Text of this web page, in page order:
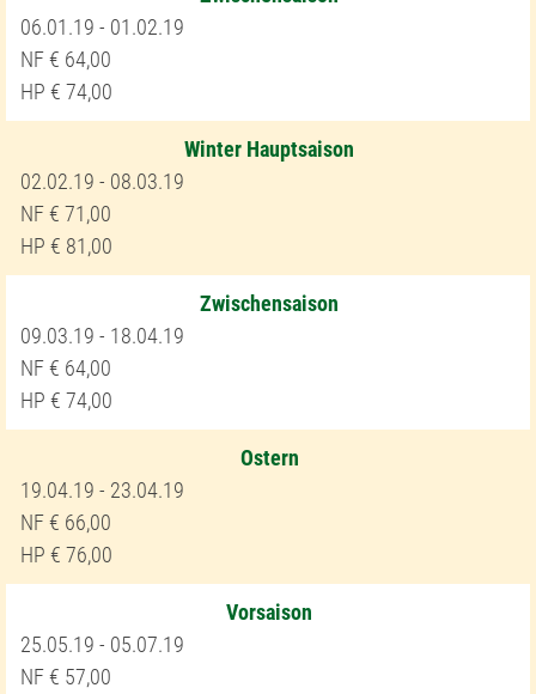
06.01.19 - 01.02.19
64,00
74,00
Winter Hauptsaison
02.02.19 - 08.03.19
71,00
81,00
Zwischensaison
09.03.19 - 18.04.19
64,00
74,00
Ostern
19.04.19 - 23.04.19
66,00
76,00
Vorsaison
25.05.19 - 05.07.19
57,00